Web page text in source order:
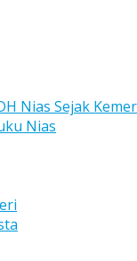
Nias Sejak
Nias